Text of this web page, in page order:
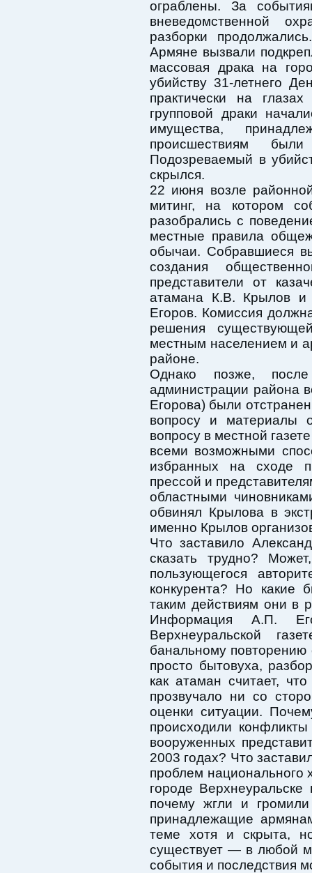
ограблены. За
вневедомственной
разборки
Армяне вызвали
массовая драка на
убийству 31-летнего
практически на
групповой драки
имущества,
происшествиям
Подозреваемый в
скрылся.
22 июня возле
митинг, на котором
разобрались с
местные правила
обычаи. Собравшиеся
создания
представители от
атамана К.В. Крылов
Егоров. Комиссия
решения
местным населением и
районе.
Однако позже,
администрации района
Егорова) были
вопросу и материалы
вопросу в местной
всеми возможными
избранных на сходе
прессой и
областными
обвинял Крылова в
именно Крылов
Что заставило
сказать трудно?
пользующегося
конкурента? Но какие
таким действиям они в
Информация А.П.
Верхнеуральской
банальному
просто бытовуха,
как атаман считает,
прозвучало ни со
оценки ситуации.
происходили
вооруженных
2003 годах? Что
проблем национального
городе
почему жгли и
принадлежащие
теме хотя и скрыта,
существует — в любой
события и последствия